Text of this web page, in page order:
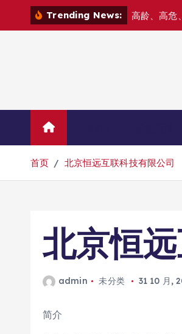
Trending News: 高龄 、高危
首页 北京恒远互联科技有限公司
北京恒
admin 未分类 31 10 月,
简介